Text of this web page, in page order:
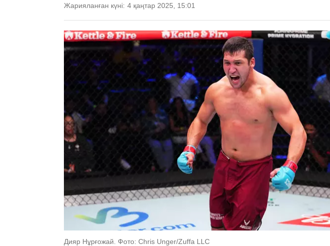
Жарияланған күні: 4 қаңтар 2025, 15:01
Дияр Нұрғожай. Фото: Chris Unger/Zuffa LLC